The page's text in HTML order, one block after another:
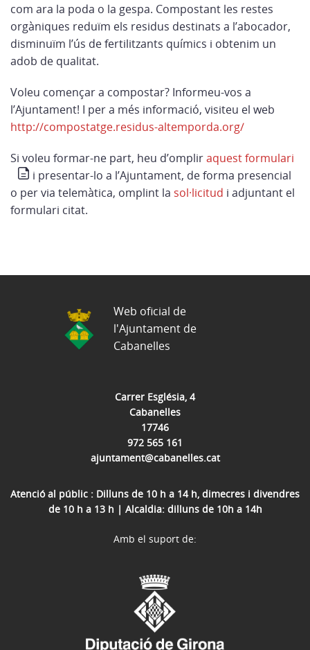
com ara la poda o la gespa. Compostant les restes
orgàniques reduïm els residus destinats a l’abocador,
disminuïm l’ús de fertilitzants químics i obtenim un
adob de qualitat.
Voleu començar a compostar? Informeu-vos a
l’Ajuntament! I per a més informació, visiteu el web
http://compostatge.residus-altemporda.org/
Si voleu formar-ne part, heu d’ompliraquest formulari
i presentar-lo a l’Ajuntament, de forma presencial
o per via telemàtica, omplint la sol·licitud i adjuntant el
formulari citat.
Carrer Església, 4
Cabanelles
17746
972 565 161
ajuntament@cabanelles.cat
Atenció al públic : Dilluns de 10 h a 14 h, dimecres i divendres
de 10 h a 13 h | Alcaldia: dilluns de 10h a 14h
Web oficial de
l'Ajuntament de
Cabanelles
Amb el suport de: